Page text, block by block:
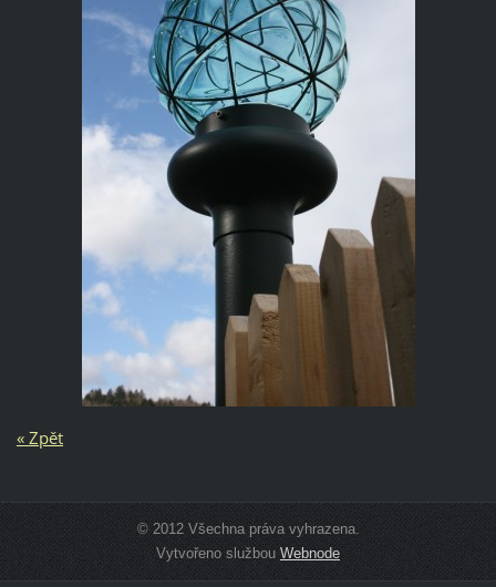
« Zpět
© 2012 Všechna práva vyhrazena.
Vytvořeno službouWebnode